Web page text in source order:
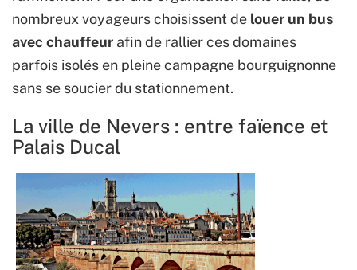
nombreux voyageurs choisissent de louer un bus
avec chauffeur afin de rallier ces domaines
parfois isolés en pleine campagne bourguignonne
sans se soucier du stationnement.
La ville de Nevers : entre faïence et
Palais Ducal